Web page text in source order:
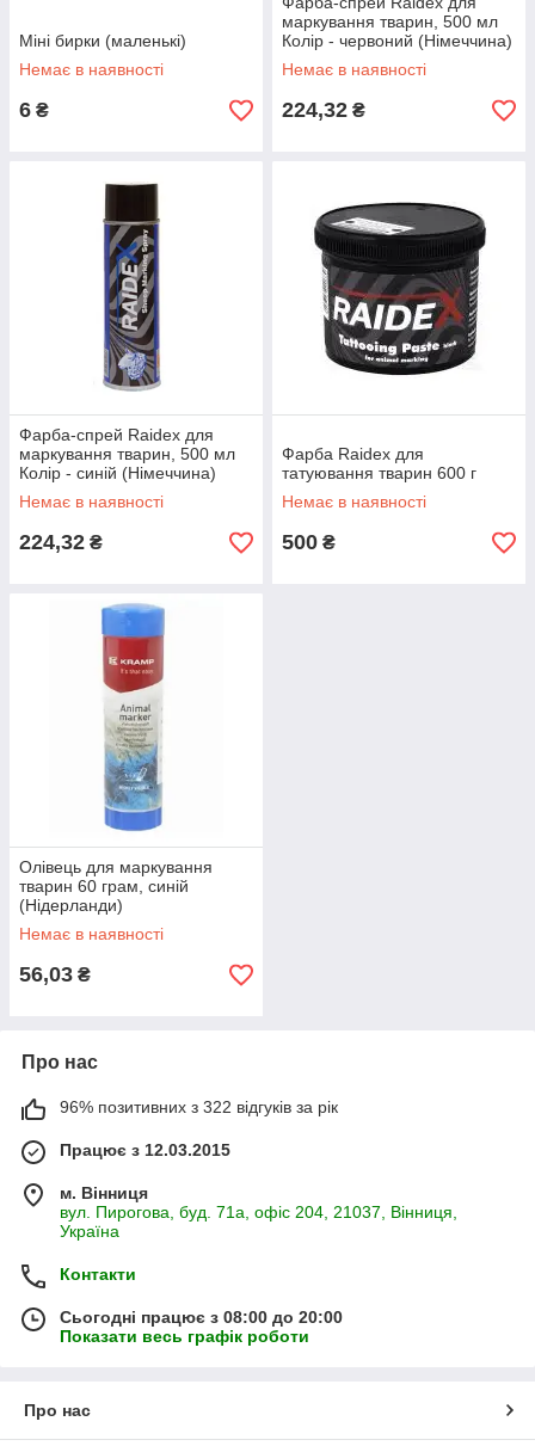
Міні бирки (маленькі)
Немає в наявності
6 ₴
маркування тварин, 500 мл
Колір - червоний (Німеччина)
Немає в наявності
224,32 ₴
Фарба-спрей Raidex для
маркування тварин, 500 мл
Колір - синій (Німеччина)
Немає в наявності
224,32 ₴
Фарба Raidex для
татуювання тварин 600 г
Немає в наявності
500 ₴
Олівець для маркування
тварин 60 грам, синій
(Нідерланди)
Немає в наявності
56,03 ₴
Про нас
96% позитивних з 322 відгуків за рік
Працює з 12.03.2015
м. Вінниця
вул. Пирогова, буд. 71а, офіс 204, 21037, Вінниця,
Україна
Контакти
Сьогодні працює з 08:00 до 20:00
Показати весь графік роботи
Про нас